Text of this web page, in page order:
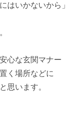
はいかないから」
心な玄関マナー
く場所などに
思います。